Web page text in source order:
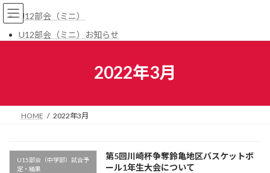
コ
ン
ン
ナ
ビ
ー
2022年3月
HOME 2022年3月
U15部会（中学部）試合予
定・結果
第5回川崎杯争奪鈴亀地区バスケットボ
ール1年生大会について
U12部会（ミニ）
U12部会（ミニ）お知らせ
お知らせ